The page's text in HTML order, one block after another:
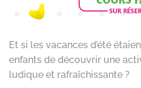
Et si les vacances d’été
enfants de découvrir une
ludique et rafraîchissante ?